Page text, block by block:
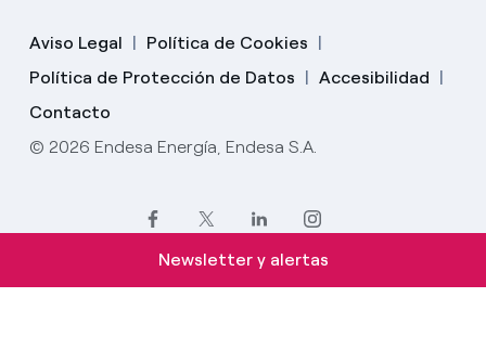
Aviso Legal
Política de Cookies
Política de Protección de Datos
Accesibilidad
Contacto
© 2026 Endesa Energía, Endesa S.A.
Newsletter y alertas